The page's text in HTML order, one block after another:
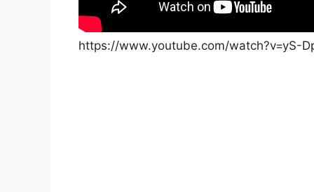
https://www.youtube.com/watch?v=yS-